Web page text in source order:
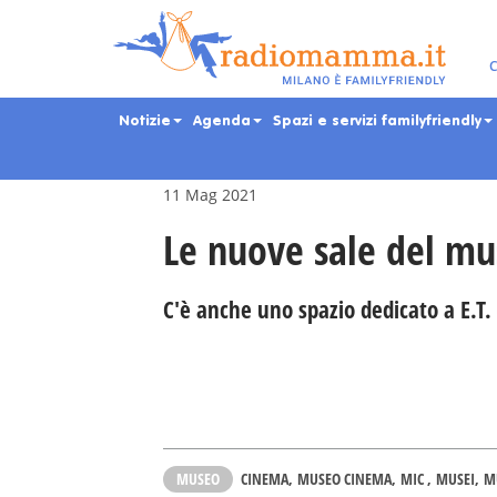
Notizie Agenda Spazi e servizi familyfriendly
Eventi per bambini,
11 Mag 2021
Le nuove sale del
C'è anche uno spazio dedicato a
MUSEO CINEMA MUSEO CINEMA MIC MUSEI